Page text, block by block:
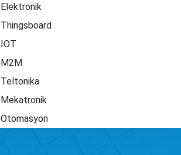
Elektronik
Thingsboard
IOT
M2M
Teltonika
Mekatronik
Otomasyon